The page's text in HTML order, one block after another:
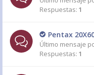
Respuestas: 1
Pentax
Último mensaje
Respuestas: 1